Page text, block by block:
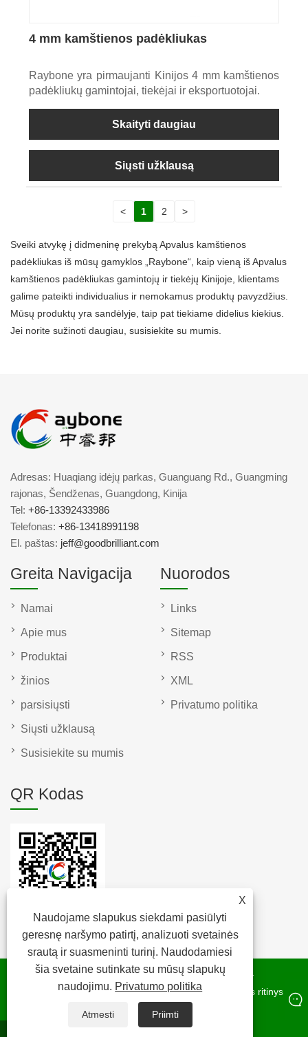
4 mm kamštienos padėkliukas
Raybone yra pirmaujanti Kinijos 4 mm kamštienos
padėkliukų gamintojai, tiekėjai ir eksportuotojai.
Skaityti daugiau
Siųsti užklausą
< 1 2 >
Sveiki atvykę į didmeninę prekybą Apvalus kamštienos
padėkliukas iš mūsų gamyklos „Raybone“, kaip vieną iš Apvalus
kamštienos padėkliukas gamintojų ir tiekėjų Kinijoje, klientams
galime pateikti individualius ir nemokamus produktų pavyzdžius.
Mūsų produktų yra sandėlyje, taip pat tiekiame didelius kiekius.
Jei norite sužinoti daugiau, susisiekite su mumis.
X
Naudojame slapukus siekdami pasiūlyti
geresnę naršymo patirtį, analizuoti svetainės
srautą ir suasmeninti turinį. Naudodamiesi
šia svetaine sutinkate su mūsų slapukų
naudojimu. Privatumo politika
Atmesti Priimti
Adresas: Huaqiang idėjų parkas, Guanguang Rd., Guangming
rajonas, Šendženas, Guangdong, Kinija
Tel: +86-13392433986
Telefonas: +86-13418991198
El. paštas: jeff@goodbrilliant.com
Greita Navigacija
Namai
Apie mus
Produktai
žinios
parsisiųsti
Siųsti užklausą
Susisiekite su mumis
Nuorodos
Links
Sitemap
RSS
XML
Privatumo politika
QR Kodas
Autoriaus teisės © 2022 Raybone Technology Co. Ltd. –
kamštienos pagalvėlės, kamštienos kamštis, kamštienos ritinys –
visos teisės saugomos.